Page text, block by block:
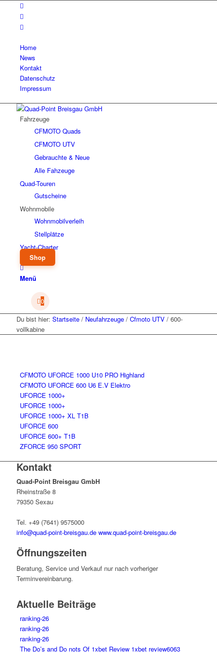
Home
News
Kontakt
Datenschutz
Impressum
Fahrzeuge
CFMOTO Quads
CFMOTO UTV
Gebrauchte & Neue
Alle Fahzeuge
Quad-Touren
Gutscheine
Wohnmobile
Wohnmobilverleih
Stellplätze
Yacht-Charter
Shop
Menü
0
Du bist hier: Startseite / Neufahrzeuge / Cfmoto UTV / 600-
vollkabine
CFMOTO UFORCE 1000 U10 PRO Highland
CFMOTO UFORCE 600 U6 E.V Elektro
UFORCE 1000+
UFORCE 1000+
UFORCE 1000+ XL T1B
UFORCE 600
UFORCE 600+ T1B
ZFORCE 950 SPORT
Kontakt
Quad-Point Breisgau GmbH
Rheinstraße 8
79350 Sexau
Tel. +49 (7641) 9575000
info@quad-point-breisgau.de www.quad-point-breisgau.de
Öffnungszeiten
Beratung, Service und Verkauf nur nach vorheriger
Terminvereinbarung.
Aktuelle Beiträge
ranking-26
ranking-26
ranking-26
The Do’s and Do nots Of 1xbet Review 1xbet review6063